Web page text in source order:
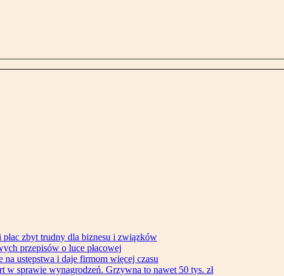
zbyt trudny dla biznesu i związków
przepisów o luce płacowej
na ustępstwa i daje firmom więcej czasu
w sprawie wynagrodzeń. Grzywna to nawet 50 tys. zł